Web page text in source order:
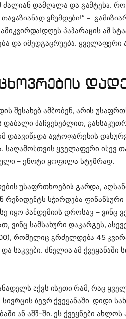
ძალიან დამღალა და გამტეხა.
ვჩუმდები!” –
პაპარაცის ამ
და იმედგაცრუება. ყველაფერი
შესახებ ამბობენ, არის
დაბალი მაჩვენებლით,
დაავიწყდა ავტოფარეხის
საღამოსთვის ყველაფერი
– ენოტი ყოფილა სტუმრად.
უსაფრთხოების გარდა,
რეზიდენტს სჭირდება
იყო პანდემიის დროსაც – ვინც
ვინც სამსახური დაკარგეს,
რომელიც გრძელდება 45
საკვები. ძნელია ამ ქვეყანაში
აქვს ისეთი რამ, რაც
ბევრ ქვეყანაში: დიდი
ან აშშ-ში. ეს ქვეყნები